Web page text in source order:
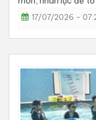
17/07/2026 -